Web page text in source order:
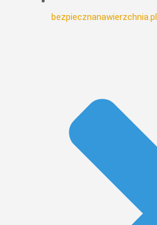
bezpiecznanawierzchnia.pl